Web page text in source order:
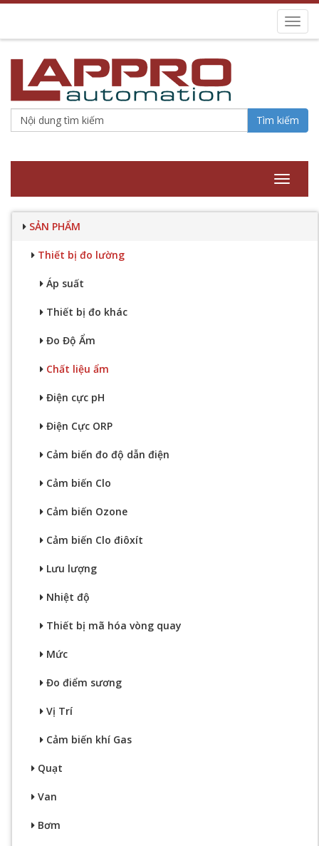
Tìm kiếm
Toggle
SẢN PHẨM
Thiết bị đo lường
Áp suất
Thiết bị đo khác
Đo Độ Ẩm
Chất liệu ẩm
Điện cực pH
Điện Cực ORP
Cảm biến đo độ dẫn điện
Cảm biến Clo
Cảm biến Ozone
Cảm biến Clo điôxít
Lưu lượng
Nhiệt độ
Thiết bị mã hóa vòng quay
Mức
Đo điểm sương
Vị Trí
Cảm biến khí Gas
Quạt
Van
Bơm